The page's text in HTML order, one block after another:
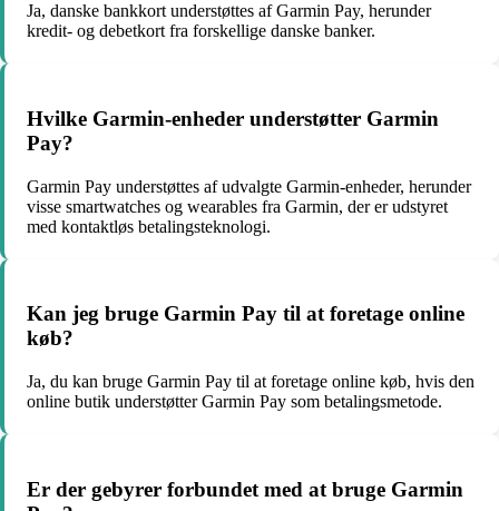
Ja, danske bankkort understøttes af Garmin Pay, herunder
kredit- og debetkort fra forskellige danske banker.
Hvilke Garmin-enheder understøtter Garmin
Pay?
Garmin Pay understøttes af udvalgte Garmin-enheder, herunder
visse smartwatches og wearables fra Garmin, der er udstyret
med kontaktløs betalingsteknologi.
Kan jeg bruge Garmin Pay til at foretage online
køb?
Ja, du kan bruge Garmin Pay til at foretage online køb, hvis den
online butik understøtter Garmin Pay som betalingsmetode.
Er der gebyrer forbundet med at bruge Garmin